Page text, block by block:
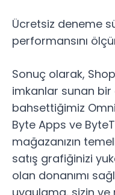
Ücretsiz deneme
performansını
Sonuç olarak,
imkanlar sunan bir
bahsettiğimiz
Byte Apps ve
mağazanızın
satış grafiğinizi
olan donanımı